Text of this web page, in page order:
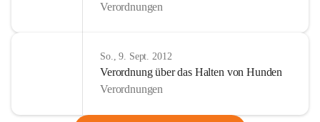
Verordnungen
So., 9. Sept. 2012
Verordnung über das Halten von Hunden
Verordnungen